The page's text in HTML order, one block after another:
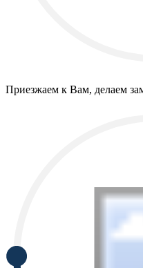
Приезжаем к Вам, делаем